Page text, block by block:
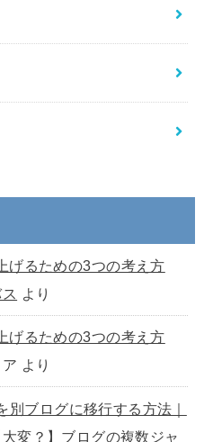
げるための3つの考え方
より
げるための3つの考え方
より
別ブログに移行する方法｜
大変？】ブログの複数ジャ